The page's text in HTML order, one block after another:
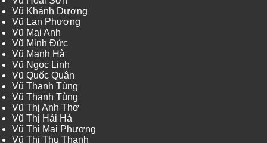
Vũ Khánh Dương
Vũ Lan Phương
Vũ Mai Anh
Vũ Minh Đức
Vũ Mạnh Hà
Vũ Ngọc Linh
Vũ Quốc Quân
Vũ Thanh Tùng
Vũ Thanh Tùng
Vũ Thị Anh Thơ
Vũ Thị Hải Hà
Vũ Thị Mai Phương
Vũ Thị Thu Thanh